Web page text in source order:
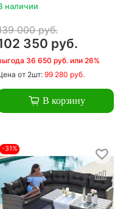
наличии
000 руб.
350 руб.
36 650 руб. или 26%
от 2шт: 99 280 руб.
В корзину
-31%